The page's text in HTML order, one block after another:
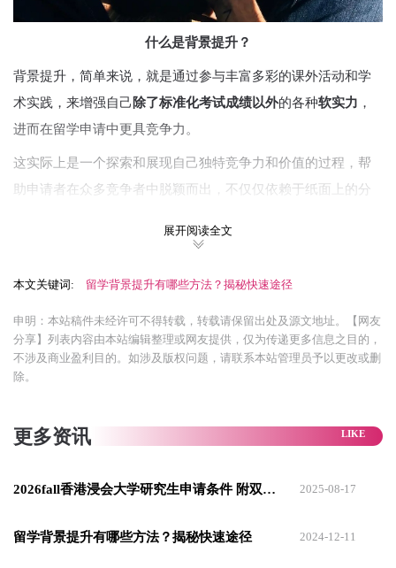
什么是背景提升？
背景提升，简单来说，就是通过参与丰富多彩的课外活动和学
术实践，来增强自己 除了标准化考试成绩以外的各种软实力 ，
进而在留学申请中更具竞争力。
这实际上是一个探索和展现自己独特竞争力和价值的过程，帮
助申请者在众多竞争者中脱颖而出，不仅仅依赖于纸面上的分
如何进行背景提升 ?
//GPA是各位同学在校的加权平均成绩，同学们如果很早就有出
申请留学时，学校最看重的是总体平均成绩（GPA）。因此，
务必努力学好每门课程，因为每门课的成绩都会影响最终均
若时间或精力有限，务必确保专业课成绩优异，因为它们学分
以单独列出，作为专业平均成绩（Major GPA），有助于申请。
展开阅读全文
本文关键词: 留学背景提升有哪些方法？揭秘快速途径
申明：本站稿件未经许可不得转载，转载请保留出处及源文地址。【网友
分享】列表内容由本站编辑整理或网友提供，仅为传递更多信息之目的，
不涉及商业盈利目的。如涉及版权问题，请联系本站管理员予以更改或删
除。
更多资讯
2026fall香港浸会大学研究生申请条件 附双非背景提升策略 2025-08-17
留学背景提升有哪些方法？揭秘快速途径 2024-12-11